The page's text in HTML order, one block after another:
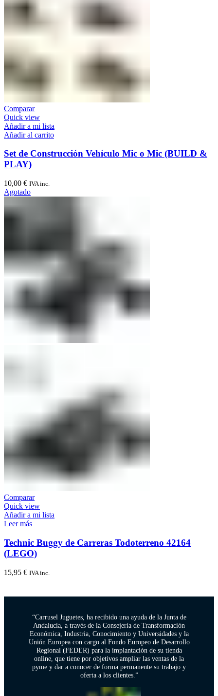
Comparar
Quick view
Añadir a mi lista
Añadir al carrito
Set de Construcción Vehículo Mic o Mic (BUILD &
PLAY)
10,00 € IVA inc.
Agotado
Comparar
Quick view
Añadir a mi lista
Leer más
Technic Buggy de Carreras Todoterreno 42164
(LEGO)
15,95 € IVA inc.
“Carrusel Juguetes, ha recibido una ayuda de la Junta de
Andalucía, a través de la Consejería de Transformación
Económica, Industria, Conocimiento y Universidades y la
Unión Europea con cargo al Fondo Europeo de Desarrollo
Regional (FEDER) para la implantación de su tienda
online, que tiene por objetivos ampliar las ventas de la
pyme y dar a conocer de forma permanente su trabajo y
oferta a los clientes.”